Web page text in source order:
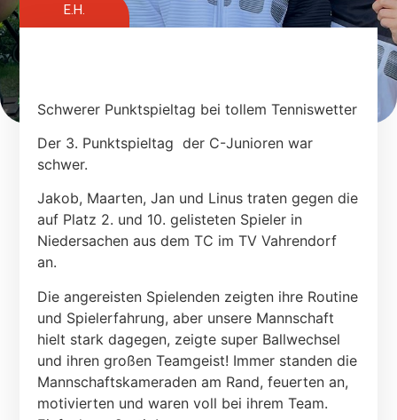
E.H.
Schwerer Punktspieltag bei tollem Tenniswetter
Der 3. Punktspieltag der C-Junioren war
schwer.
Jakob, Maarten, Jan und Linus traten gegen die
auf Platz 2. und 10. gelisteten Spieler in
Niedersachen aus dem TC im TV Vahrendorf
an.
Die angereisten Spielenden zeigten ihre Routine
und Spielerfahrung, aber unsere Mannschaft
hielt stark dagegen, zeigte super Ballwechsel
und ihren großen Teamgeist! Immer standen die
Mannschaftskameraden am Rand, feuerten an,
motivierten und waren voll bei ihrem Team.